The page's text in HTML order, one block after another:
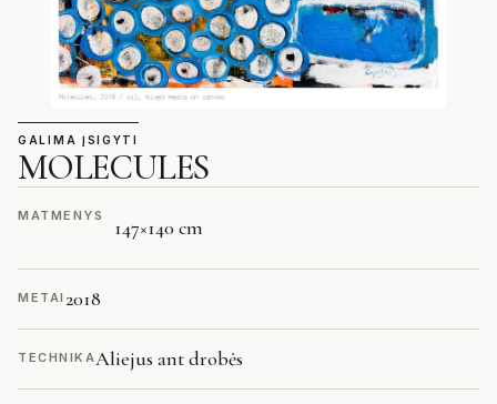
GALIMA ĮSIGYTI
MOLECULES
MATMENYS 147×140 cm
METAI 2018
TECHNIKAAliejus ant drobės